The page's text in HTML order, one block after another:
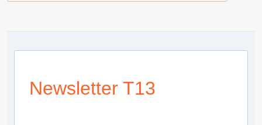
Newsletter T13